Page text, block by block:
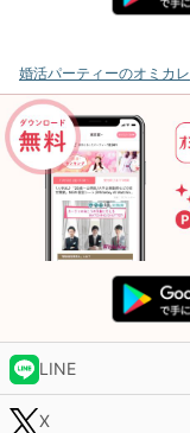
婚活パーティーのオミカレ
LINE
X